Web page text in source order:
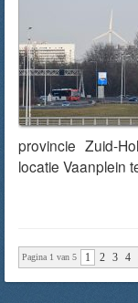
provincie Zuid-
locatie Vaanplein
Pagina 1 van 5 1 2 3 4